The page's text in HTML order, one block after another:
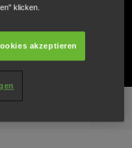
Galerie
klicken.
akzeptieren